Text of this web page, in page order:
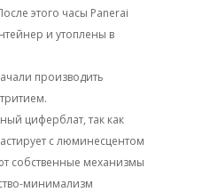
этого часы Panerai
и утоплены в
производить
циферблат, так как
с люминесцентом
собственные механизмы
минимализм